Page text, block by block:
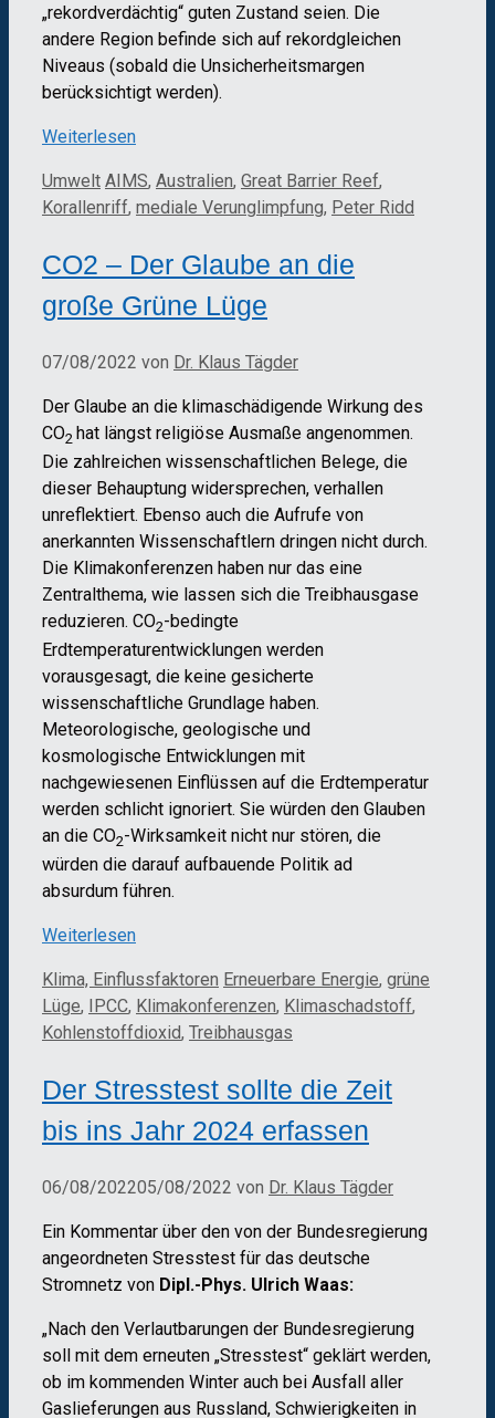
„rekordverdächtig“ guten Zustand seien. Die
andere Region befinde sich auf rekordgleichen
Niveaus (sobald die Unsicherheitsmargen
berücksichtigt werden).
Weiterlesen
Kategorien
Umwelt Schlagwörter
AIMS, Australien, Great Barrier Reef,
Korallenriff, mediale Verunglimpfung, Peter Ridd
CO2 – Der Glaube an die
große Grüne Lüge
07/08/2022 von Dr. Klaus Tägder
Der Glaube an die klimaschädigende Wirkung des
CO2 hat längst religiöse Ausmaße angenommen.
Die zahlreichen wissenschaftlichen Belege, die
dieser Behauptung widersprechen, verhallen
unreflektiert. Ebenso auch die Aufrufe von
anerkannten Wissenschaftlern dringen nicht durch.
Die Klimakonferenzen haben nur das eine
Zentralthema, wie lassen sich die Treibhausgase
reduzieren. CO2-bedingte
Erdtemperaturentwicklungen werden
vorausgesagt, die keine gesicherte
wissenschaftliche Grundlage haben.
Meteorologische, geologische und
kosmologische Entwicklungen mit
nachgewiesenen Einflüssen auf die Erdtemperatur
werden schlicht ignoriert. Sie würden den Glauben
an die CO2-Wirksamkeit nicht nur stören, die
würden die darauf aufbauende Politik ad
absurdum führen.
Weiterlesen
Kategorien
Klima, Einflussfaktoren Schlagwörter
Erneuerbare Energie, grüne
Lüge, IPCC, Klimakonferenzen, Klimaschadstoff,
Kohlenstoffdioxid, Treibhausgas
Der Stresstest sollte die Zeit
bis ins Jahr 2024 erfassen
06/08/202205/08/2022 von Dr. Klaus Tägder
Ein Kommentar über den von der Bundesregierung
angeordneten Stresstest für das deutsche
Stromnetz von Dipl.-Phys. Ulrich Waas:
„Nach den Verlautbarungen der Bundesregierung
soll mit dem erneuten „Stresstest“ geklärt werden,
ob im kommenden Winter auch bei Ausfall aller
Gaslieferungen aus Russland, Schwierigkeiten in